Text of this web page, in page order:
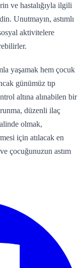
ve hastalığıyla ilgili
Unutmayın, astımlı
aktivitelere
yaşamak hem çocuk
günümüz tıp
altına alınabilen bir
düzenli ilaç
olmak,
için atılacak en
çocuğunuzun astım